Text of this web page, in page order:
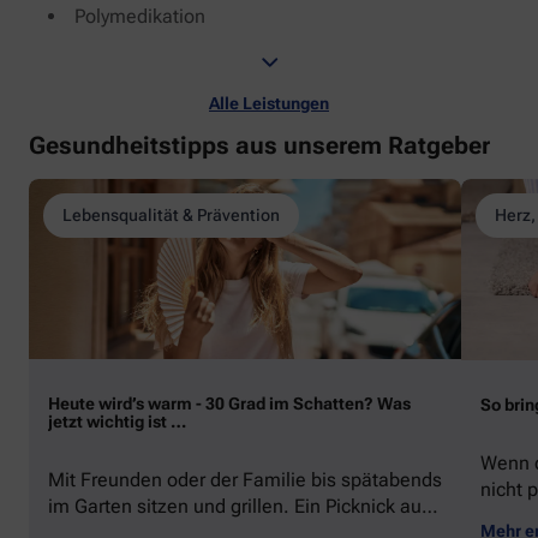
Polymedikation
Alle Leistungen
Gesundheitstipps aus unserem Ratgeber
Lebensqualität & Prävention
Heute wird’s warm - 30 Grad im Schatten? Was
jetzt wichtig ist …
Mit Freunden oder der Familie bis spätabends
im Garten sitzen und grillen. Ein Picknick auf
So
Wenn
nicht
Mehr